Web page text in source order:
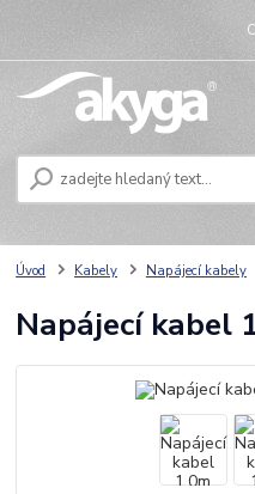
Úvod Kabely Napájecí kabely
Napájecí kabel